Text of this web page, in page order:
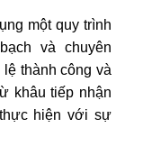
một quy trình
và chuyên
thành công và
khâu tiếp nhận
hiện với sự